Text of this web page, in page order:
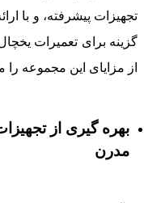
تجهیزات پیشرفته، و با
گزینه برای تعمیرات
از مزایای این مجموعه را
بهره گیری از
مدرن